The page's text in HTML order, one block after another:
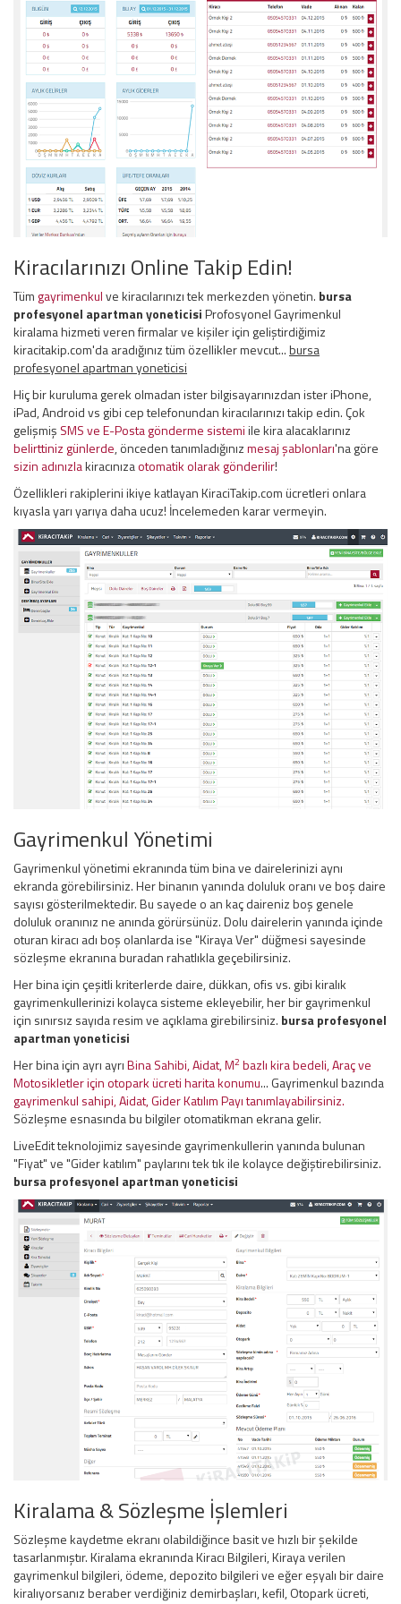
Kiracılarınızı Online Takip Edin!
Tüm gayrimenkulve kiracılarınızı tek merkezden yönetin. bursa
profesyonel apartman yoneticisiProfosyonel Gayrimenkul
kiralama hizmeti veren firmalar ve kişiler için geliştirdiğimiz
kiracitakip.com'da aradığınız tüm özellikler mevcut...bursa
profesyonel apartman yoneticisi
Hiç bir kuruluma gerek olmadan ister bilgisayarınızdan ister iPhone,
iPad, Android vs gibi cep telefonundan kiracılarınızı takip edin. Çok
gelişmiş SMS ve E-Posta gönderme sistemiile kira alacaklarınız
belirttiniz günlerde, önceden tanımladığınızmesaj şablonları'na göre
sizin adınızlakiracınızaotomatik olarak gönderilir!
Özellikleri rakiplerini ikiye katlayan KiraciTakip.com ücretleri onlara
kıyasla yarı yarıya daha ucuz! İncelemeden karar vermeyin.
Gayrimenkul Yönetimi
Gayrimenkul yönetimi ekranında tüm bina ve dairelerinizi aynı
ekranda görebilirsiniz. Her binanın yanında doluluk oranı ve boş daire
sayısı gösterilmektedir. Bu sayede o an kaç daireniz boş genele
doluluk oranınız ne anında görürsünüz. Dolu dairelerin yanında içinde
oturan kiracı adı boş olanlarda ise "Kiraya Ver" düğmesi sayesinde
sözleşme ekranına buradan rahatlıkla geçebilirsiniz.
Her bina için çeşitli kriterlerde daire, dükkan, ofis vs. gibi kiralık
gayrimenkullerinizi kolayca sisteme ekleyebilir, her bir gayrimenkul
için sınırsız sayıda resim ve açıklama girebilirsiniz. bursa profesyonel
apartman yoneticisi
Her bina için ayrı ayrıBina Sahibi, Aidat, M2 bazlı kira bedeli, Araç ve
Motosikletler için otopark ücreti harita konumu... Gayrimenkul bazında
gayrimenkul sahipi, Aidat, Gider Katılım Payı tanımlayabilirsiniz.
Sözleşme esnasında bu bilgiler otomatikman ekrana gelir.
LiveEdit teknolojimiz sayesinde gayrimenkullerin yanında bulunan
"Fiyat" ve "Gider katılım" paylarını tek tık ile kolayce değiştirebilirsiniz.
bursa profesyonel apartman yoneticisi
Kiralama & Sözleşme İşlemleri
Sözleşme kaydetme ekranı olabildiğince basit ve hızlı bir şekilde
tasarlanmıştır. Kiralama ekranında Kiracı Bilgileri, Kiraya verilen
gayrimenkul bilgileri, ödeme, depozito bilgileri ve eğer eşyalı bir daire
kiralıyorsanız beraber verdiğiniz demirbaşları, kefil, Otopark ücreti,